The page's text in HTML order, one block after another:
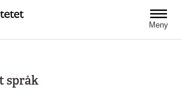
Meny
språk